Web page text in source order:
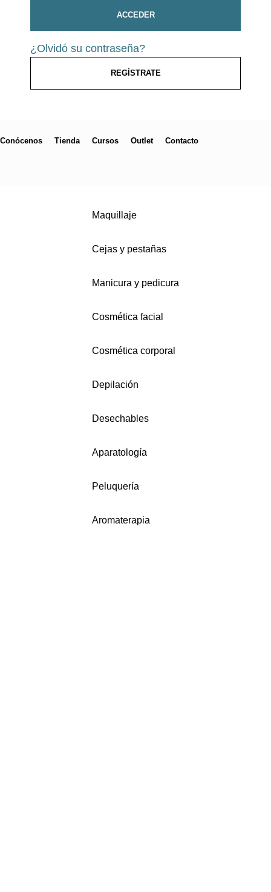
ACCEDER
¿Olvidó su contraseña?
REGÍSTRATE
Conócenos Tienda Cursos Outlet Contacto
Maquillaje
Cejas y pestañas
Manicura y pedicura
Cosmética facial
Cosmética corporal
Depilación
Desechables
Aparatología
Peluquería
Aromaterapia